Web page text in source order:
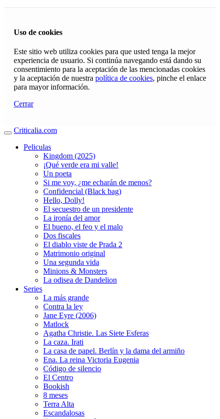
Uso de cookies
Este sitio web utiliza cookies para que usted tenga la mejor
experiencia de usuario. Si continúa navegando está dando su
consentimiento para la aceptación de las mencionadas cookies
y la aceptación de nuestra política de cookies, pinche el enlace
para mayor información.
Cerrar
Criticalia.com
Peliculas
Kingdom (2025)
¡Qué verde era mi valle!
Un poeta
Si me voy, ¿me echarán de menos?
Confidencial (Black bag)
Hello, Dolly!
El secuestro de un presidente
La ironía del amor
El bueno, el feo y el malo
Dos fiscales
El diablo viste de Prada 2
Matrimonio original
Una segunda vida
Minions & Monsters
La odisea de Dandelion
Series
La más grande
Contra la ley
Jane Eyre (2006)
Matlock
Agatha Christie. Las Siete Esferas
La caza. Irati
La casa de papel. Berlín y la dama del armiño
Ena. La reina Victoria Eugenia
Código de silencio
El Centro
Bookish
8 meses
Terra Alta
Escandalosas